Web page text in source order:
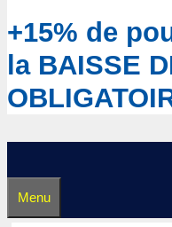
+15% de
la BAISSE
Menu